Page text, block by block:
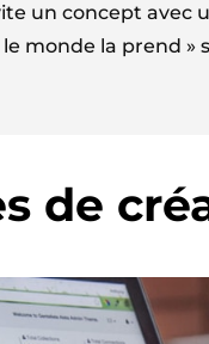
un concept avec
monde la prend »
de